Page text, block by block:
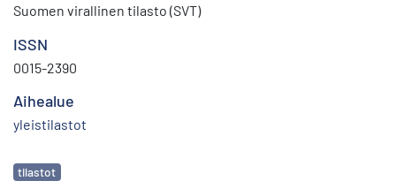
Suomen virallinen tilasto (SVT)
ISSN
0015-2390
Aihealue
yleistilastot
Avainsanat
tilastot